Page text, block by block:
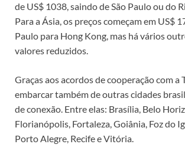
de US$ 1038, saindo de São Paulo ou do
Para a Ásia, os preços começam em US$
Paulo para Hong Kong, mas há vários
valores reduzidos.
Graças aos acordos de cooperação com a
embarcar também de outras cidades
de conexão. Entre elas: Brasília, Belo
Florianópolis, Fortaleza, Goiânia, Foz do
Porto Alegre, Recife e Vitória.